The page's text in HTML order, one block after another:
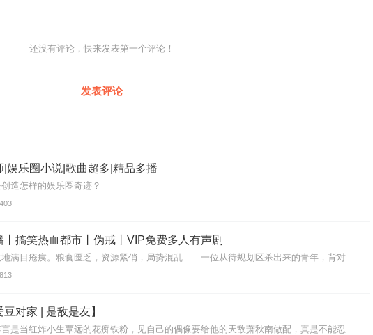
还没有评论，快来发表第一个评论！
发表评论
娱乐圈小说|歌曲超多|精品多播
造怎样的娱乐圈奇迹？
403
搞笑热血都市丨伪戒丨VIP免费多人有声剧
【内容简介】灾变过后，大地满目疮痍。粮食匮乏，资源紧俏，局势混乱……一位从待规划区杀出来的青年，背对着漫天黄沙，孤身来到九区谋生，却不曾想偶然结识三五好友，一念...
对家 | 是敌是友】
【内容简介】大龄迷妹姚梓言是当红炸小生覃远的花痴铁粉，见自己的偶像要给他的天敌萧秋南做配，真是不能忍了，一场粉丝撕B大战火热开启，双方粉丝都放了狠话——明天见。...